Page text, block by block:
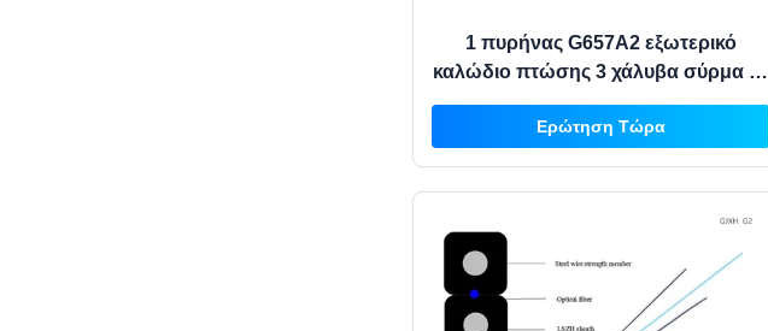
1 πυρήνας G657A2 εξωτερικό
καλώδιο πτώσης 3 χάλυβα σύρμα με
αγγελιοφόρο
Ερώτηση Τώρα